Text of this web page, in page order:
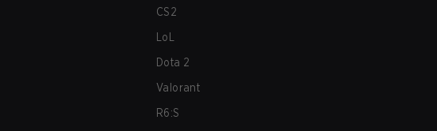
CS2
LoL
Dota 2
Valorant
R6:S